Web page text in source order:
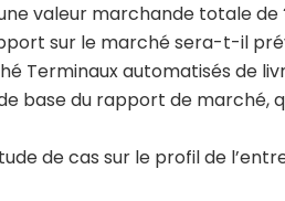
valeur marchande totale de
sur le marché sera-t-il
Terminaux automatisés de
base du rapport de
de cas sur le profil de